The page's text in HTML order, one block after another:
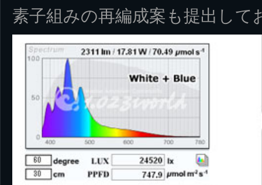
素子組みの再編成案も提出して